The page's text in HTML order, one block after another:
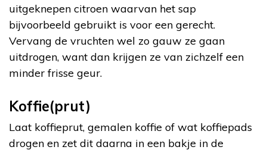
uitgeknepen citroen waarvan het sap
bijvoorbeeld gebruikt is voor een gerecht.
Vervang de vruchten wel zo gauw ze gaan
uitdrogen, want dan krijgen ze van zichzelf een
minder frisse geur.
Koffie(prut)
Laat koffieprut, gemalen koffie of wat koffiepads
drogen en zet dit daarna in een bakje in de